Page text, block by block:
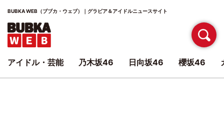
BUBKA WEB（ブブカ・ウェブ）｜グラビア＆アイドルニュースサイト
アイドル・芸能 乃木坂46 日向坂46 櫻坂46